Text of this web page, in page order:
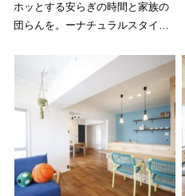
ホッとする安らぎの時間と家族の
団らんを。ーナチュラルスタイ…